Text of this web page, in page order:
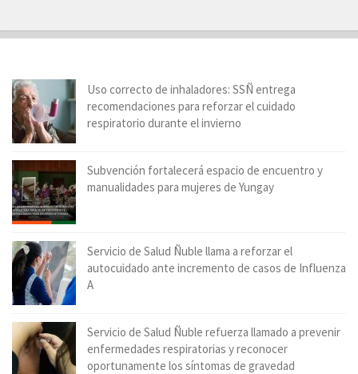
Uso correcto de inhaladores: SSÑ entrega
recomendaciones para reforzar el cuidado
respiratorio durante el invierno
Subvención fortalecerá espacio de encuentro y
manualidades para mujeres de Yungay
Servicio de Salud Ñuble llama a reforzar el
autocuidado ante incremento de casos de Influenza
A
Servicio de Salud Ñuble refuerza llamado a prevenir
enfermedades respiratorias y reconocer
oportunamente los síntomas de gravedad